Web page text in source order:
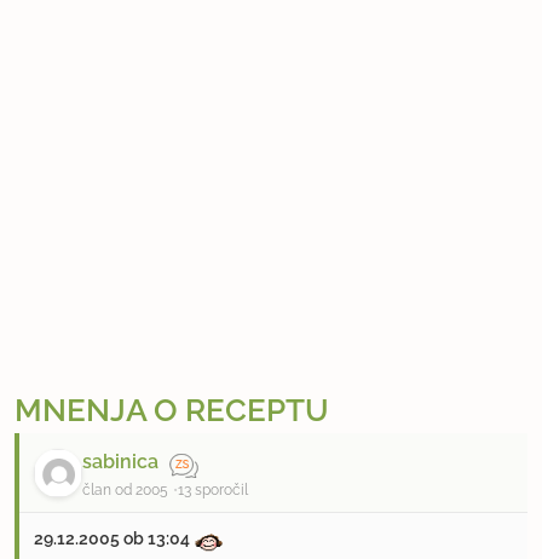
MNENJA O RECEPTU
sabinica
član od 2005 13 sporočil
29.12.2005 ob 13:04